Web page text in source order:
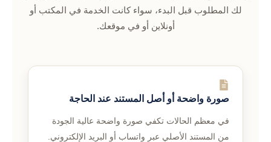
لك المطلوب قبل البدء، سواء كانت الخدمة في المكتب أو
أونلاين أو في موقعك.
صورة واضحة أو أصل المستند عند الحاجة
في معظم الحالات تكفي صورة واضحة عالية الجودة
من المستند الأصلي عبر واتساب أو البريد الإلكتروني.